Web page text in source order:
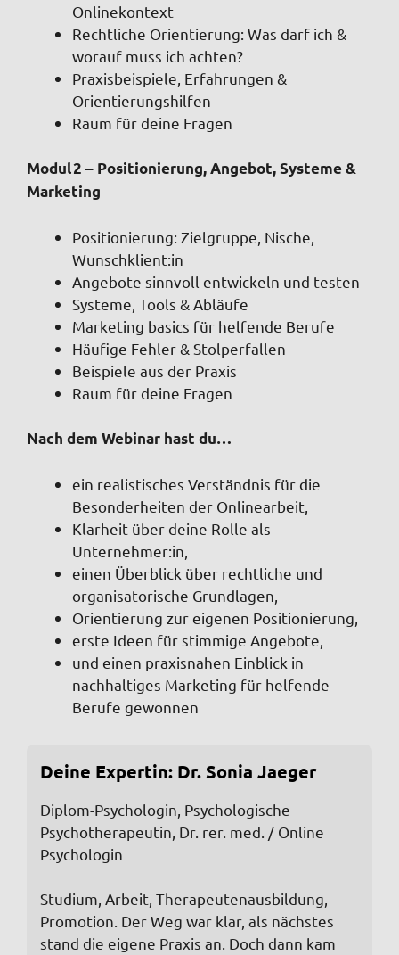
Onlinekontext
Rechtliche Orientierung: Was darf ich &
worauf muss ich achten?
Praxisbeispiele, Erfahrungen &
Orientierungshilfen
Raum für deine Fragen
Modul 2 – Positionierung, Angebot, Systeme &
Marketing
Positionierung: Zielgruppe, Nische,
Wunschklient:in
Angebote sinnvoll entwickeln und testen
Systeme, Tools & Abläufe
Marketing basics für helfende Berufe
Häufige Fehler & Stolperfallen
Beispiele aus der Praxis
Raum für deine Fragen
Nach dem Webinar hast du…
ein realistisches Verständnis für die
Besonderheiten der Onlinearbeit,
Klarheit über deine Rolle als
Unternehmer:in,
einen Überblick über rechtliche und
organisatorische Grundlagen,
Orientierung zur eigenen Positionierung,
erste Ideen für stimmige Angebote,
und einen praxisnahen Einblick in
nachhaltiges Marketing für helfende
Berufe gewonnen
Deine Expertin: Dr. Sonia Jaeger
Diplom-Psychologin, Psychologische
Psychotherapeutin, Dr. rer. med. / Online
Psychologin
Studium, Arbeit, Therapeutenausbildung,
Promotion. Der Weg war klar, als nächstes
stand die eigene Praxis an. Doch dann kam